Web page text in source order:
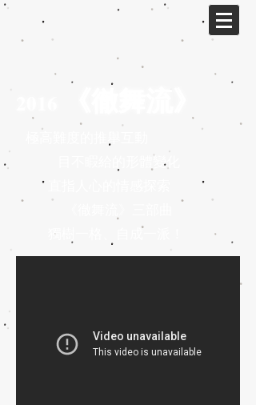
極高難度的推舉互動
目不睱給的形體變化
直指人心的情感探索
《徹舞流》三部曲
獨樹一格、自成一派！